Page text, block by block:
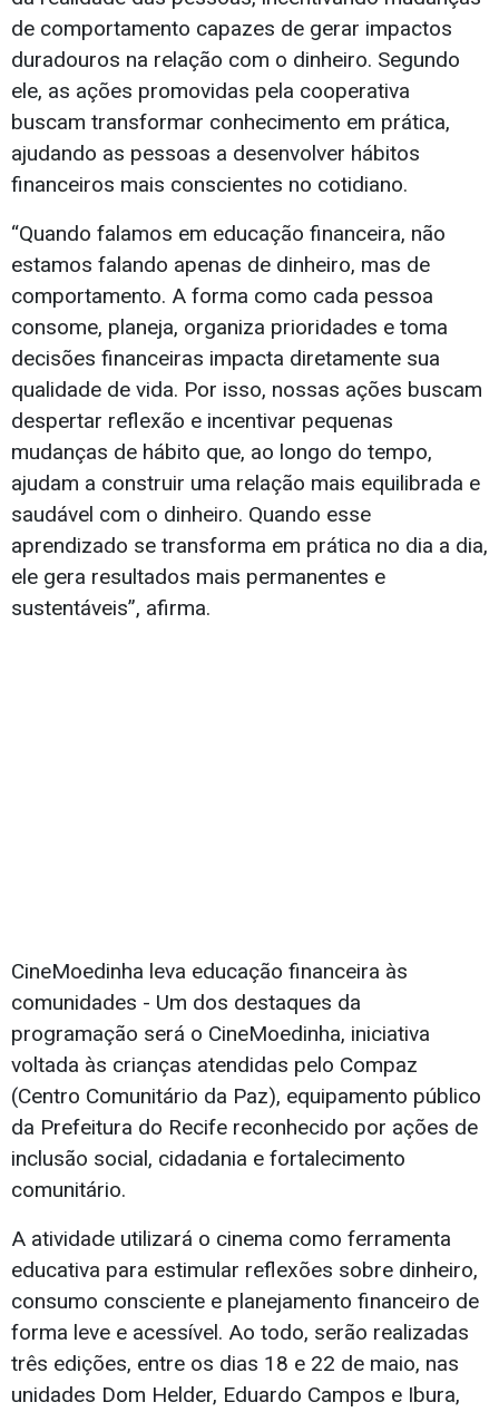
de comportamento capazes de gerar impactos
duradouros na relação com o dinheiro. Segundo
ele, as ações promovidas pela cooperativa
buscam transformar conhecimento em prática,
ajudando as pessoas a desenvolver hábitos
financeiros mais conscientes no cotidiano.
“Quando falamos em educação financeira, não
estamos falando apenas de dinheiro, mas de
comportamento. A forma como cada pessoa
consome, planeja, organiza prioridades e toma
decisões financeiras impacta diretamente sua
qualidade de vida. Por isso, nossas ações buscam
despertar reflexão e incentivar pequenas
mudanças de hábito que, ao longo do tempo,
ajudam a construir uma relação mais equilibrada e
saudável com o dinheiro. Quando esse
aprendizado se transforma em prática no dia a dia,
ele gera resultados mais permanentes e
sustentáveis”, afirma.
CineMoedinha leva educação financeira às
comunidades - Um dos destaques da
programação será o CineMoedinha, iniciativa
voltada às crianças atendidas pelo Compaz
(Centro Comunitário da Paz), equipamento público
da Prefeitura do Recife reconhecido por ações de
inclusão social, cidadania e fortalecimento
comunitário.
A atividade utilizará o cinema como ferramenta
educativa para estimular reflexões sobre dinheiro,
consumo consciente e planejamento financeiro de
forma leve e acessível. Ao todo, serão realizadas
três edições, entre os dias 18 e 22 de maio, nas
unidades Dom Helder, Eduardo Campos e Ibura,